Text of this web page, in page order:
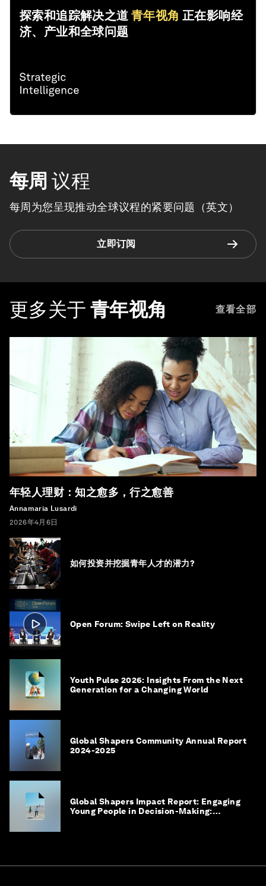
探索和追踪解决之道青年视角 正在影响经
济、产业和全球问题
每周 议程
每周为您呈现推动全球议程的紧要问题（英文）
立即订阅
更多关于 青年视角 查看全部
年轻人理财：知之愈多，行之愈善
Annamaria Lusardi
2026年4月6日
如何投资并挖掘青年人才的潜力?
Open Forum: Swipe Left on Reality
Youth Pulse 2026: Insights From the Next
Generation for a Changing World
Global Shapers Community Annual Report
2024-2025
Global Shapers Impact Report: Engaging
Young People in Decision-Making: